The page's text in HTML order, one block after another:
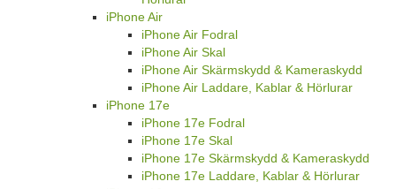
iPhone Air
iPhone Air Fodral
iPhone Air Skal
iPhone Air Skärmskydd & Kameraskydd
iPhone Air Laddare, Kablar & Hörlurar
iPhone 17e
iPhone 17e Fodral
iPhone 17e Skal
iPhone 17e Skärmskydd & Kameraskydd
iPhone 17e Laddare, Kablar & Hörlurar